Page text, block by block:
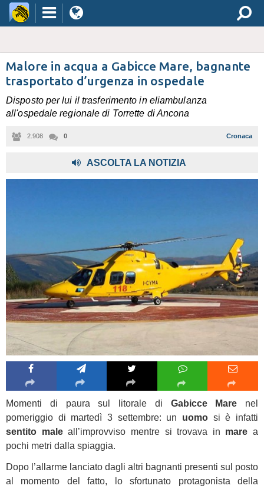
Malore in acqua a Gabicce Mare, bagnante
trasportato d’urgenza in ospedale
Disposto per lui il trasferimento in eliambulanza
all'ospedale regionale di Torrette di Ancona
2.908 0 Cronaca
ASCOLTA LA NOTIZIA
Momenti di paura sul litorale di Gabicce Mare nel
pomeriggio di martedì 3 settembre: un uomo si è infatti
sentito maleall’improvviso mentre si trovava in mare a
pochi metri dalla spiaggia.
Dopo l’allarme lanciato dagli altri bagnanti presenti sul posto
al momento del fatto, lo sfortunato protagonista della